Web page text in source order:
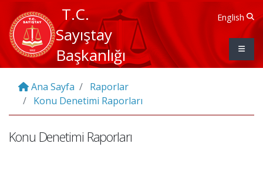
T.C.
Sayıştay
Başkanlığı
English
Ana Sayfa
Raporlar
Konu Denetimi Raporları
Konu Denetimi Raporları